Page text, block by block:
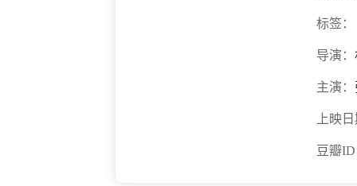
标签：
导演：
主演：
上映
豆瓣